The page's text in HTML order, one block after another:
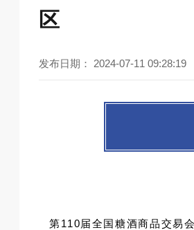
区
发布日期： 2024-07-11 09:28:19
第110届全国糖酒商品交易